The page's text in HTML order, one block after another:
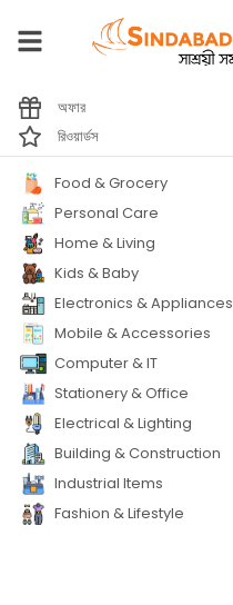
অফার
রিওয়ার্ডস
Food & Grocery
Personal Care
Home & Living
Kids & Baby
Electronics & Appliances
Mobile & Accessories
Computer & IT
Stationery & Office
Electrical & Lighting
Building & Construction
Industrial Items
Fashion & Lifestyle